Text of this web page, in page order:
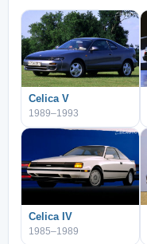
Celica V
1989–1993
Celica IV
1985–1989